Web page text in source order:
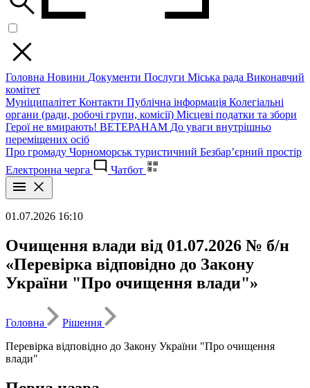
Головна Новини Документи Послуги Міська рада Виконавчий
комітет
Муніципалітет Контакти Публічна інформація Колегіальні
органи (ради, робочі групи, комісії) Місцеві податки та збори
Герої не вмирають! ВЕТЕРАНАМ До уваги внутрішньо
переміщених осіб
Про громаду Чорноморськ туристичний Безбар’єрний простір
Електронна черга
Чатбот
01.07.2026 16:10
Очищення влади від 01.07.2026 № б/н
«Перевірка відповідно до Закону
України "Про очищення влади"»
Головна
Рішення
Перевірка відповідно до Закону України "Про очищення
влади"